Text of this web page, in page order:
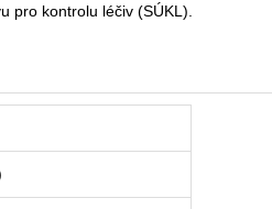
pro kontrolu léčiv (SÚKL).